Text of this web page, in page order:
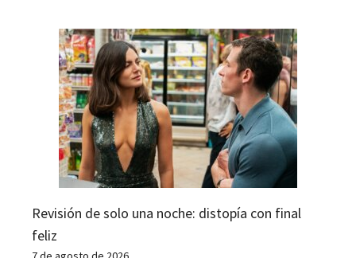
Revisión de solo una noche: distopía con final
feliz